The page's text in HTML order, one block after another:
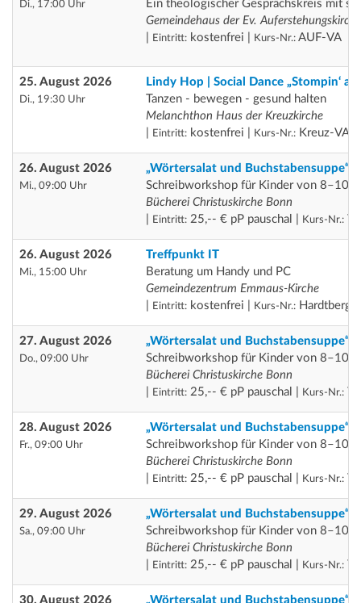
Di., 17:00 Uhr
Ein theologischer Gesprächskreis mit
Gemeindehaus der Ev. Auferstehungskirche
Eintritt: kostenfrei | Kurs-Nr.: AUF-VA
25. August 2026
Di., 19:30 Uhr
Lindy Hop | Social Dance „Stompin‘ at
Tanzen - bewegen - gesund halten
Melanchthon Haus der Kreuzkirche
Eintritt: kostenfrei | Kurs-Nr.: Kreuz-VA
26. August 2026
Mi., 09:00 Uhr
„Wörtersalat und Buchstabensuppe“
Schreibworkshop für Kinder von 8–10
Bücherei Christuskirche Bonn
Eintritt: 25,-- € pP pauschal | Kurs-Nr.:
26. August 2026
Mi., 15:00 Uhr
Treffpunkt IT
Beratung um Handy und PC
Gemeindezentrum Emmaus-Kirche
Eintritt: kostenfrei | Kurs-Nr.: Hardtberg
27. August 2026
Do., 09:00 Uhr
„Wörtersalat und Buchstabensuppe“
Schreibworkshop für Kinder von 8–10
Bücherei Christuskirche Bonn
Eintritt: 25,-- € pP pauschal | Kurs-Nr.:
28. August 2026
Fr., 09:00 Uhr
„Wörtersalat und Buchstabensuppe“
Schreibworkshop für Kinder von 8–10
Bücherei Christuskirche Bonn
Eintritt: 25,-- € pP pauschal | Kurs-Nr.:
29. August 2026
Sa., 09:00 Uhr
„Wörtersalat und Buchstabensuppe“
Schreibworkshop für Kinder von 8–10
Bücherei Christuskirche Bonn
Eintritt: 25,-- € pP pauschal | Kurs-Nr.:
30. August 2026
„Wörtersalat und Buchstabensuppe“